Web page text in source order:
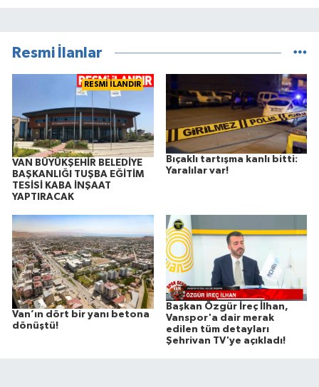
Resmi İlanlar
RESMİ İLANDIR
VAN BÜYÜKŞEHİR BELEDİYE
BAŞKANLIĞI TUŞBA EĞİTİM
TESİSİ KABA İNŞAAT
YAPTIRACAK
Bıçaklı tartışma kanlı bitti:
Yaralılar var!
Van’ın dört bir yanı betona
dönüştü!
Başkan Özgür İreç İlhan,
Vanspor'a dair merak
edilen tüm detayları
Şehrivan TV'ye açıkladı!